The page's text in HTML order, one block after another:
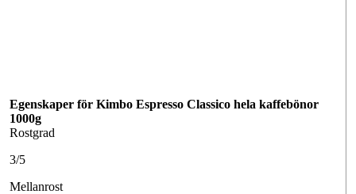
Egenskaper för Kimbo Espresso Classico hela kaffebönor
1000g
Rostgrad
3/5
Mellanrost